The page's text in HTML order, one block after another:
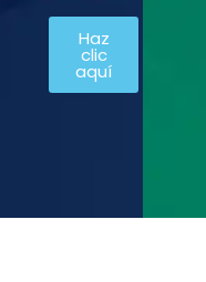
Haz
clic
aquí